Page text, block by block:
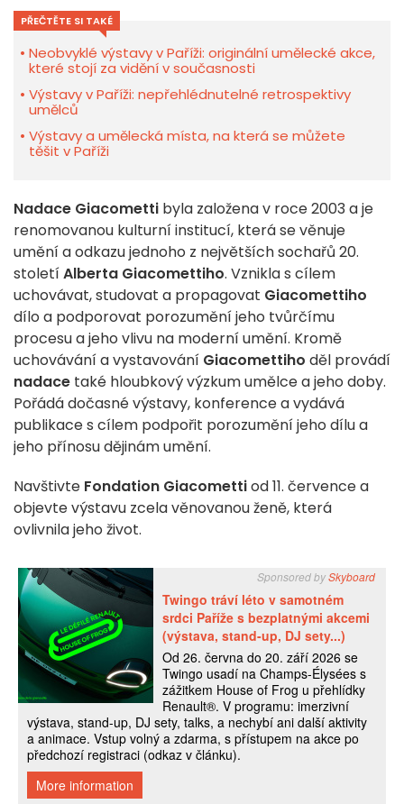
PŘEČTĚTE SI TAKÉ
Neobvyklé výstavy v Paříži: originální umělecké akce,
které stojí za vidění v současnosti
Výstavy v Paříži: nepřehlédnutelné retrospektivy
umělců
Výstavy a umělecká místa, na která se můžete
těšit v Paříži
Nadace Giacometti byla založena v roce 2003 a je
renomovanou kulturní institucí, která se věnuje
umění a odkazu jednoho z největších sochařů 20.
stoletíAlberta Giacomettiho. Vznikla s cílem
uchovávat, studovat a propagovat Giacomettiho
dílo a podporovat porozumění jeho tvůrčímu
procesu a jeho vlivu na moderní umění. Kromě
uchovávání a vystavování Giacomettiho děl provádí
nadace také hloubkový výzkum umělce a jeho doby.
Pořádá dočasné výstavy, konference a vydává
publikace s cílem podpořit porozumění jeho dílu a
jeho přínosu dějinám umění.
Navštivte Fondation Giacomettiod 11. července a
objevte výstavu zcela věnovanou ženě, která
ovlivnila jeho život.